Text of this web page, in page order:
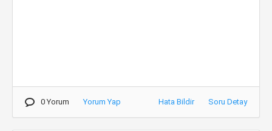
0 Yorum Yorum Yap Hata Bildir Soru Detay